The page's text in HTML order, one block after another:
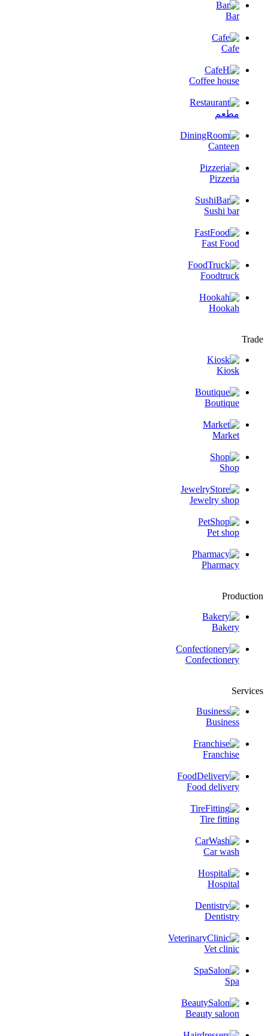
Bar
Cafe
Coffee house
مطعم
Canteen
Pizzeria
Sushi bar
Fast Food
Foodtruck
Hookah
Trade
Kiosk
Boutique
Market
Shop
Jewelry shop
Pet shop
Pharmacy
Production
Bakery
Confectionery
Services
Business
Franchise
Food delivery
Tire fitting
Car wash
Hospital
Dentistry
Vet clinic
Spa
Beauty saloon